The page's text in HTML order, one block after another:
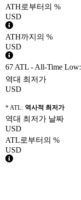
ATH로부터의 %
USD
ATH까지의 %
USD
67 ATL - All-Time Low:
역대 최저가
USD
* ATL: 역사적 최저가
역대 최저가 날짜
USD
ATL로부터의 %
USD